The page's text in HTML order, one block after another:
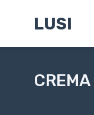
LUSI